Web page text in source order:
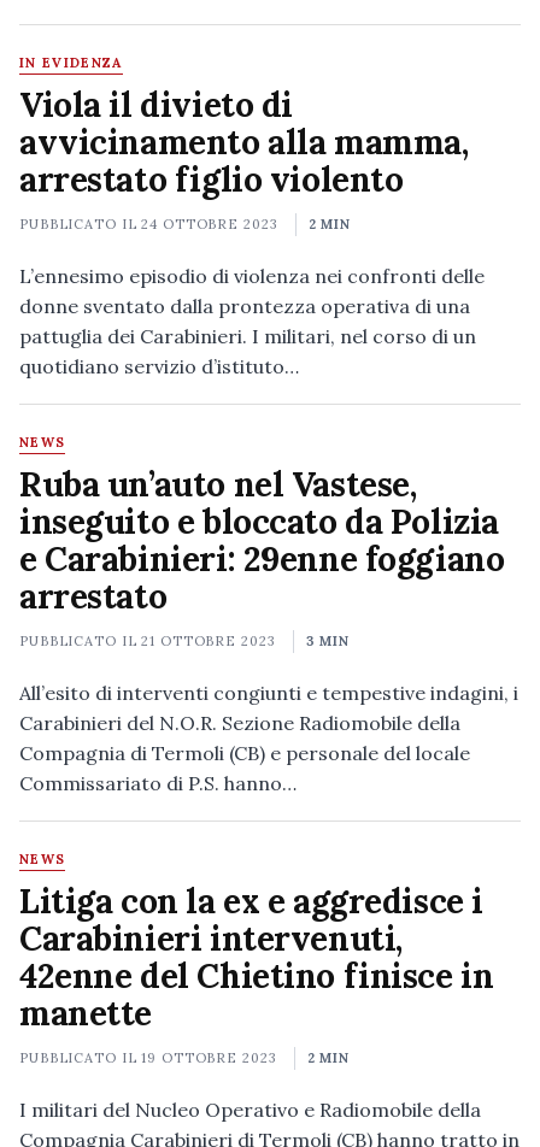
IN EVIDENZA
Viola il divieto di
avvicinamento alla mamma,
arrestato figlio violento
PUBBLICATO IL24 OTTOBRE 2023 2 MIN
L’ennesimo episodio di violenza nei confronti delle
donne sventato dalla prontezza operativa di una
pattuglia dei Carabinieri. I militari, nel corso di un
quotidiano servizio d’istituto…
NEWS
Ruba un’auto nel Vastese,
inseguito e bloccato da Polizia
e Carabinieri: 29enne foggiano
arrestato
PUBBLICATO IL21 OTTOBRE 2023 3 MIN
All’esito di interventi congiunti e tempestive indagini, i
Carabinieri del N.O.R. Sezione Radiomobile della
Compagnia di Termoli (CB) e personale del locale
Commissariato di P.S. hanno…
NEWS
Litiga con la ex e aggredisce i
Carabinieri intervenuti,
42enne del Chietino finisce in
manette
PUBBLICATO IL19 OTTOBRE 2023 2 MIN
I militari del Nucleo Operativo e Radiomobile della
Compagnia Carabinieri di Termoli (CB) hanno tratto in